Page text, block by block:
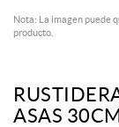
Nota: La imagen puede
producto.
ASAS